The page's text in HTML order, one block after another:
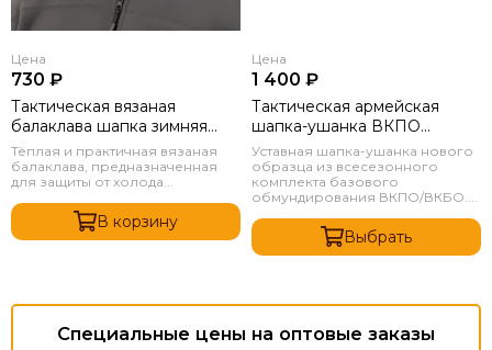
Цена
730 ₽
Тактическая вязаная
балаклава шапка зимняя
Черный
Тёплая и практичная вязаная
балаклава, предназначенная
для защиты от холода...
В корзину
Цена
1 400 ₽
Тактическая армейская
шапка-ушанка ВКПО
Камуфляж
Уставная шапка-ушанка нового
образца из всесезонного
комплекта базового
обмундирования ВКПО/ВКБО....
Выбрать
Специальные цены на оптовые заказы